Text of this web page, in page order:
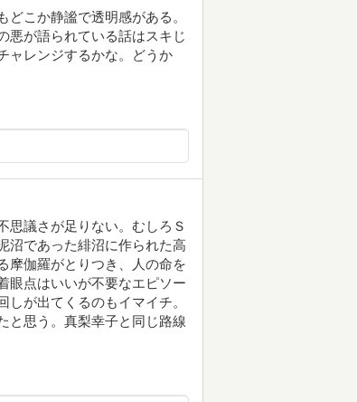
こか静謐で透明感がある。
悪が語られている話はスキじ
ャレンジするかな。どうか
思議さが足りない。むしろＳ
沼であった緋沼に作られた高
摩伽羅がとりつき、人の命を
眼点はいいが不要なエピソー
が出てくるのもイマイチ。
と思う。真梨幸子と同じ路線